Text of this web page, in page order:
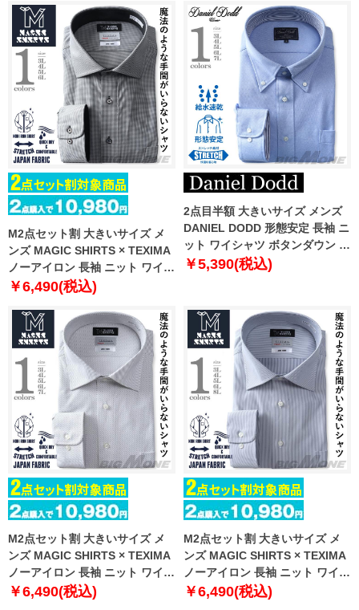
239024sw
239022bd
M2点セット割 大きいサイズ メ
ンズ MAGIC SHIRTS × TEXIMA
ノーアイロン 長袖 ニット ワイシ
ャツ ワイドカラー 吸水速乾 スト
239005sw
￥6,490(税込)
2点目半額 大きいサイズ メンズ
DANIEL DODD 形態安定 長袖 ニ
ット ワイシャツ ボタンダウン 吸
水速乾 ストレッチ ewdn82-11
￥5,390(税込)
M2点セット割 大きいサイズ メ
ンズ MAGIC SHIRTS × TEXIMA
ノーアイロン 長袖 ニット ワイシ
ャツ セミワイド 吸水速乾 ストレ
￥6,490(税込)
M2点セット割 大きいサイズ メ
ンズ MAGIC SHIRTS × TEXIMA
ノーアイロン 長袖 ニット ワイシ
ャツ セミワイド 吸水速乾 ストレ
￥6,490(税込)